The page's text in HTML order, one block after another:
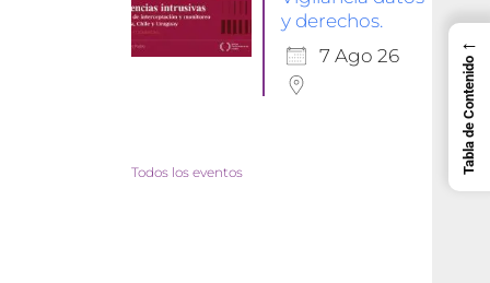
y derechos.
7 Ago 26
Todos los eventos
←
Tabla de Contenido